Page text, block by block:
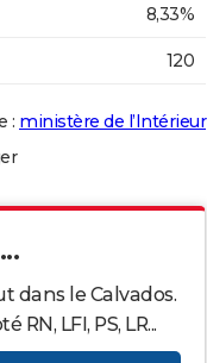
8,33%
120
: ministère de l’Intérieur
dans le Calvados.
LFI, PS, LR...